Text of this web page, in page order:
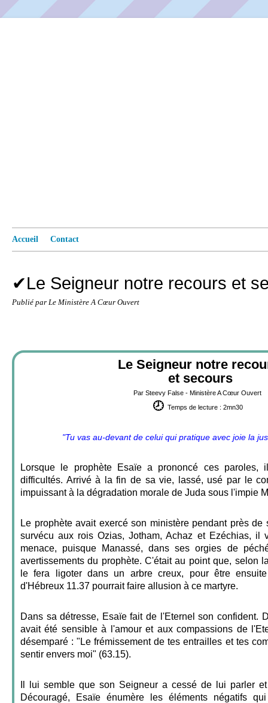
Accueil Contact
✔Le Seigneur notre recours et
Publié par Le Ministère A Cœur Ouvert
Le Seigneur notre
et secours
Par Steevy False - Ministère A Cœur Ouvert
🕗 Temps de lecture : 2mn30
"Tu vas au-devant de celui qui pratique avec joie la
Lorsque le prophète Esaïe a prononcé ces paroles,
difficultés. Arrivé à la fin de sa vie, lassé, usé par le
impuissant à la dégradation morale de Juda sous l'impie
Le prophète avait exercé son ministère pendant près de
survécu aux rois Ozias, Jotham, Achaz et Ezéchias, il
menace, puisque Manassé, dans ses orgies de
avertissements du prophète. C'était au point que, selon
le fera ligoter dans un arbre creux, pour être
d'Hébreux 11.37 pourrait faire allusion à ce martyre.
Dans sa détresse, Esaïe fait de l'Eternel son confident.
avait été sensible à l'amour et aux compassions de
désemparé : "Le frémissement de tes entrailles et tes
sentir envers moi" (63.15).
Il lui semble que son Seigneur a cessé de lui parler
Découragé, Esaïe énumère les éléments négatifs